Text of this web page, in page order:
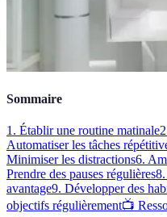
Sommaire
1. Établir une routine matinale
Automatiser les tâches
Minimiser les distractions6.
Prendre des pauses régulières
avantage9. Développer des
objectifs régulièrement📺